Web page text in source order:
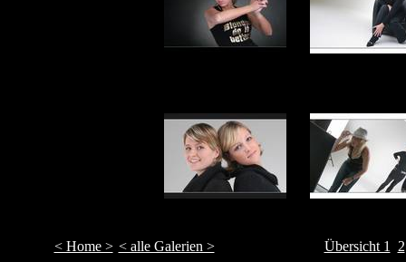
< Home > < alle Galerien > Übersicht 1 2